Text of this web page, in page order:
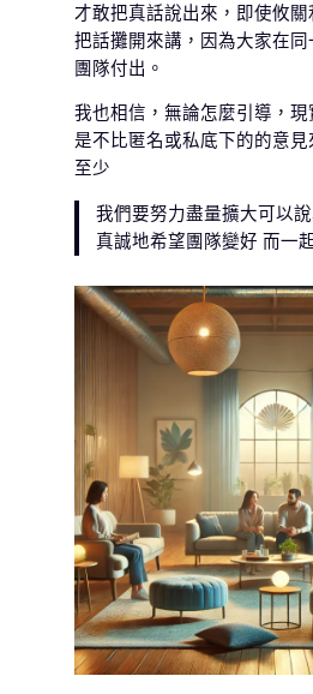
才敢把真話說出來，即使攸
把話攤開來講，因為大家在
團隊付出。
我也相信，無論怎麼引導，
是不比匿名或私底下的的意
至少
我們要努力盡量擴大可以
真誠地希望團隊變好 而一